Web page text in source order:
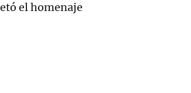
el homenaje